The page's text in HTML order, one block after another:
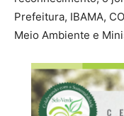
Prefeitura, IBAMA,
Meio Ambiente e